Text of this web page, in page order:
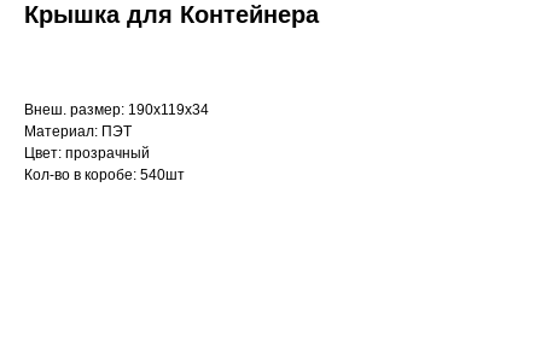
Крышка для Контейнера
Внеш. размер: 190х119х34
Материал: ПЭТ
Цвет: прозрачный
Кол-во в коробе: 540шт